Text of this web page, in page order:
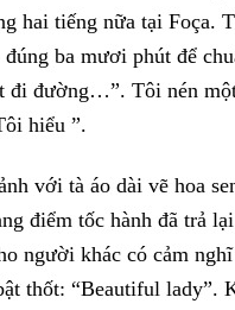
hai tiếng nữa tại Foça.
ba mươi phút để
đi đường…”. Tôi nén
hiểu ”.
với tà áo dài vẽ hoa
điểm tốc hành đã trả
người khác có cảm
thốt: “Beautiful lady”.